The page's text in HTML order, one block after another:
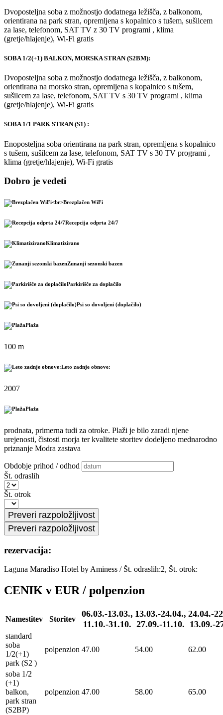
Dvoposteljna soba z možnostjo dodatnega ležišča, z balkonom,
orientirana na park stran, opremljena s kopalnico s tušem, sušilcem
za lase, telefonom, SAT TV z 30 TV programi , klima
(gretje/hlajenje), Wi-Fi gratis
SOBA 1/2(+1) BALKON, MORSKA STRAN (S2BM):
Dvoposteljna soba z možnostjo dodatnega ležišča, z balkonom,
orientirana na morsko stran, opremljena s kopalnico s tušem,
sušilcem za lase, telefonom, SAT TV s 30 TV programi , klima
(gretje/hlajenje), Wi-Fi gratis
SOBA 1/1 PARK STRAN (S1) :
Enoposteljna soba orientirana na park stran, opremljena s kopalnico
s tušem, sušilcem za lase, telefonom, SAT TV s 30 TV programi ,
klima (gretje/hlajenje), Wi-Fi gratis
Dobro je vedeti
Brezplačen WiFi
Recepcija odprta 24/7
Klimatizirano
Zunanji sezonski bazen
Parkirišče za doplačilo
Psi so dovoljeni (doplačilo)
Plaža
100 m
Leto zadnje obnove:
2007
Plaža
prodnata, primerna tudi za otroke. Plaži je bilo zaradi njene
urejenosti, čistosti morja ter kvalitete storitev dodeljeno mednarodno
priznanje Modra zastava
Obdobje prihod / odhod
Št. odraslih
Št. otrok
rezervacija:
Laguna Maradiso Hotel by Aminess / Št. odraslih:2, Št. otrok:
CENIK v EUR / polpenzion
Namestitev Storitev
06.03.-13.03.,
11.10.-31.10.
13.03.-24.04.,
27.09.-11.10.
24.04.-
13.09.-
standard
soba
1/2(+1)
park (S2 )
polpenzion 47.00 54.00 62.00
soba 1/2
(+1)
balkon,
park stran
(S2BP)
polpenzion 47.00 58.00 65.00